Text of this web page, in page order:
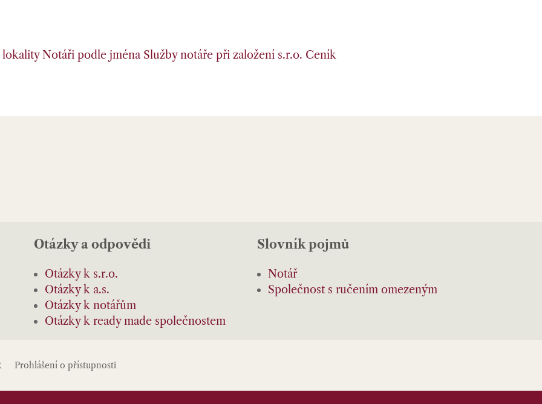
Notáři podle jména Služby notáře při založení s.r.o. Ceník
Otázky a odpovědi
Otázky k s.r.o.
Otázky k a.s.
Otázky k notářům
Otázky k ready made společnostem
Slovník pojmů
Notář
Společnost s ručením omezeným
Prohlášení o přístupnosti